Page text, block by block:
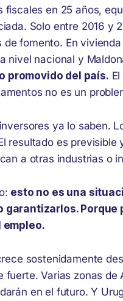
fiscales en 25 años,
Solo entre 2016 y
fomento. En
nivel nacional y
promovido del país.
no es un
ya lo saben.
resultado es previsible
a otras industrias o
esto no es una
garantizarlos. Porque
empleo.
sostenidamente
fuerte. Varias zonas
en el futuro. Y